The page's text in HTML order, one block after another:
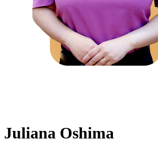
Juliana Oshima